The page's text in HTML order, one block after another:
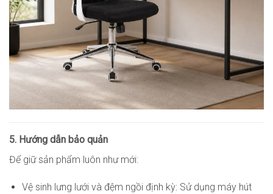
5. Hướng dẫn bảo quản
Để giữ sản phẩm luôn như mới:
Vệ sinh lưng lưới và đệm ngồi định kỳ: Sử dụng máy hút